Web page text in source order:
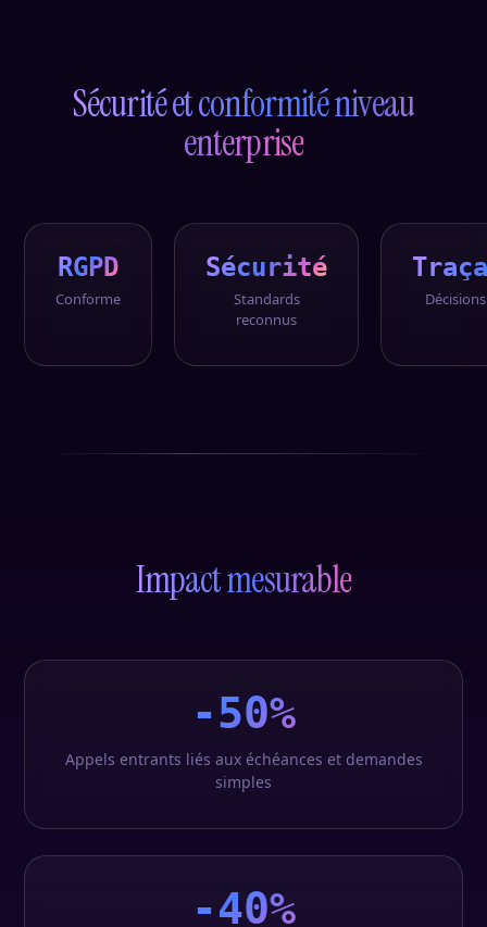
Sécurité et conformité niveau
enterprise
RGPD
Conforme
Sécurité
Standards
reconnus
Impact mesurable
-50%
Appels entrants liés aux échéances et demandes
simples
-40%